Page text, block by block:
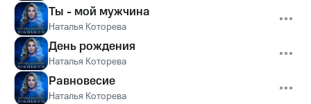
Ты - мой мужчина
Наталья Которева
День рождения
Наталья Которева
Равновесие
Наталья Которева